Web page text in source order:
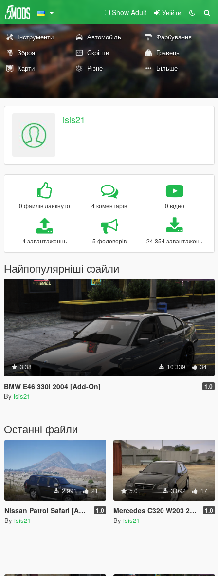
Show Adult Увійти
Інструменти Автомобіль
Фарбування
Зброя
Скріпти
Гравець
Карти
Різне Більше
isis21
0 файлів лайкнуто 4 коментарів 0 відео
4 завантаженнь 5 фоловерів 24 354 завантажень
Найпопулярніші файли
3.38 10 339 34
BMW E46 330i 2004 [Add-On] 1.0
By isis21
Останні файли
2 991 21
Nissan Patrol Safari [Add-On] 1.0
By isis21
5.0 3 092 17
Mercedes C320 W203 2004 [Add-On | FiveM] 1.0
By isis21